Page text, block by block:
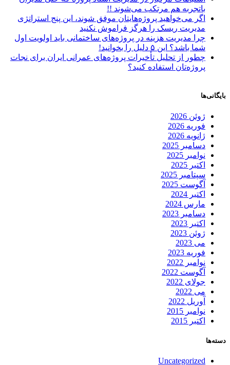
باتجربه هم مرتکب می‌شوند !!
اگر می‌خواهید پروژه‌هایتان موفق شوند، این پنج استراتژی
مدیریت ریسک را هرگز فراموش نکنید
چرا مدیریت هزینه در پروژه‌های ساختمانی باید اولویت اول
شما باشد؟ این ۵ دلیل را بخوانید!
چطور از تحلیل تأخیرات پروژه‌های عمرانی ایران برای نجات
پروژه‌تان استفاده کنید؟
بایگانی‌ها
ژوئن 2026
فوریه 2026
ژانویه 2026
دسامبر 2025
نوامبر 2025
اکتبر 2025
سپتامبر 2025
آگوست 2025
اکتبر 2024
مارس 2024
دسامبر 2023
اکتبر 2023
ژوئن 2023
می 2023
فوریه 2023
نوامبر 2022
آگوست 2022
جولای 2022
می 2022
آوریل 2022
نوامبر 2015
اکتبر 2015
دسته‌ها
Uncategorized